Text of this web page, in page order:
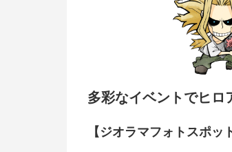
多彩なイベントでヒロ
【ジオラマフォトスポッ